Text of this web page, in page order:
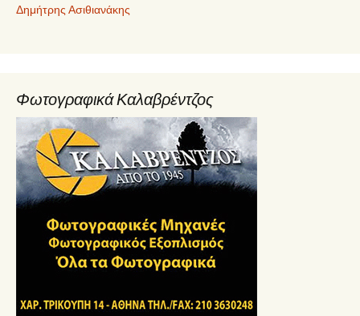
Δημήτρης Ασιθιανάκης
Φωτογραφικά Καλαβρέντζος